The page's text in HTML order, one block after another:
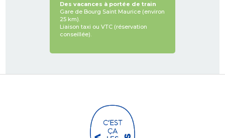
Des vacances à portée de train
Gare de Bourg Saint Maurice (environ
25 km).
Liaison taxi ou VTC (réservation
conseillée).